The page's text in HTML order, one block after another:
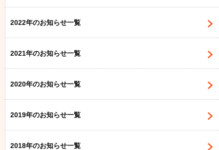
2022年のお知らせ一覧
2021年のお知らせ一覧
2020年のお知らせ一覧
2019年のお知らせ一覧
2018年のお知らせ一覧